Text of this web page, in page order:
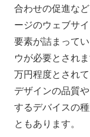
合わせの促進な
ージのウェブサ
要素が詰まって
ウが必要とされ
万円程度とされ
デザインの品質
するデバイスの
ともあります。